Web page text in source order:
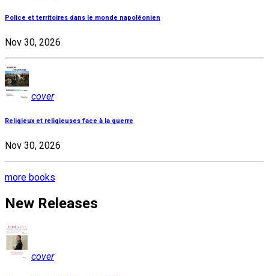
Police et territoires dans le monde napoléonien
Nov 30, 2026
cover
Religieux et religieuses face à la guerre
Nov 30, 2026
more books
New Releases
cover